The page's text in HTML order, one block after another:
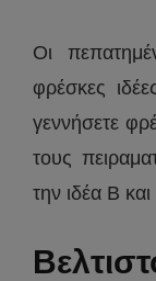
Οι
φρέσκες
γεννήσετε
τους
την ιδέα Β